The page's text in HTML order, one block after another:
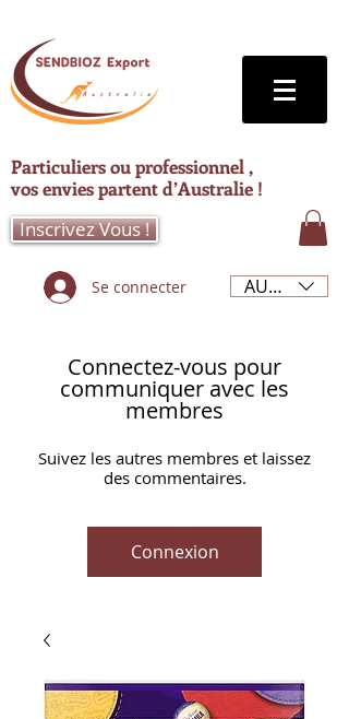
Particuliers ou professionnel ,
vos envies partent d’Australie !
Inscrivez Vous !
Se connecter AUD (AU$)
Connectez-vous pour
communiquer avec les
membres
Suivez les autres membres et laissez
des commentaires.
Connexion